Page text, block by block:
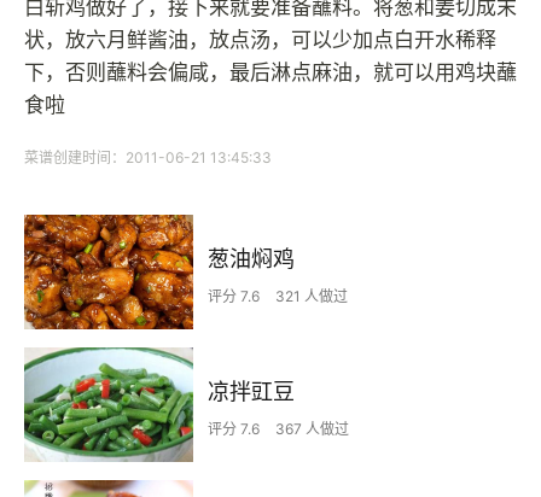
白斩鸡做好了，接下来就要准备蘸料。将葱和姜切成末
状，放六月鲜酱油，放点汤，可以少加点白开水稀释
下，否则蘸料会偏咸，最后淋点麻油，就可以用鸡块蘸
食啦
菜谱创建时间：2011-06-21 13:45:33
葱油焖鸡
评分 7.6 321 人做过
凉拌豇豆
评分 7.6 367 人做过